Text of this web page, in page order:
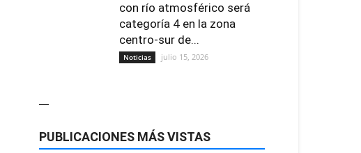
con río atmosférico será
categoría 4 en la zona
centro-sur de...
Noticias julio 15, 2026
—
PUBLICACIONES MÁS VISTAS